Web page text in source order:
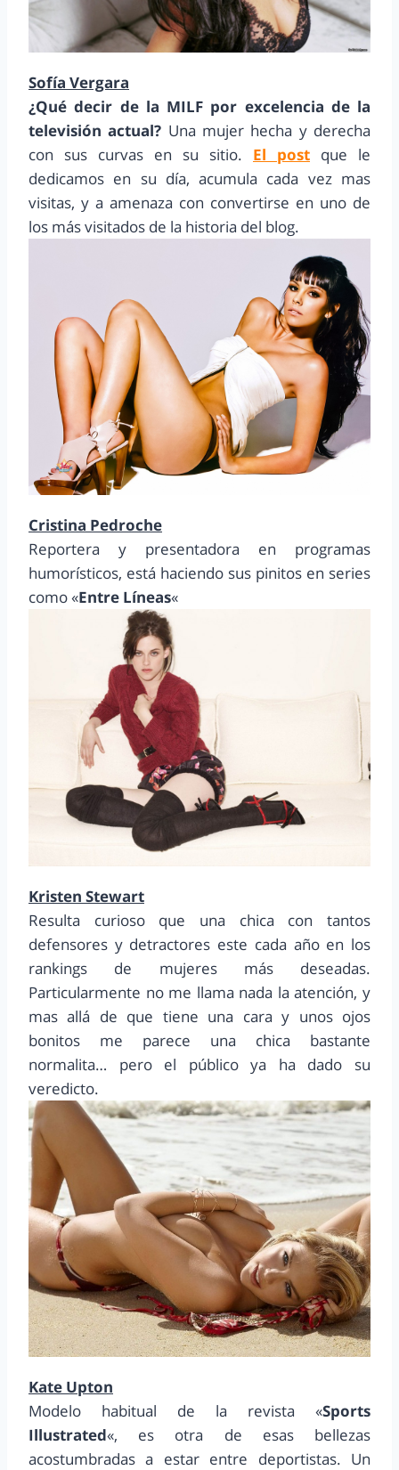
Sofía Vergara
¿Qué decir de la MILF por excelencia de la
televisión actual? Una mujer hecha y derecha
con sus curvas en su sitio. El post que le
dedicamos en su día, acumula cada vez mas
visitas, y a amenaza con convertirse en uno de
los más visitados de la historia del blog.
Cristina Pedroche
Reportera y presentadora en programas
humorísticos, está haciendo sus pinitos en series
como «Entre Líneas«
Kristen Stewart
Resulta curioso que una chica con tantos
defensores y detractores este cada año en los
rankings de mujeres más deseadas.
Particularmente no me llama nada la atención, y
mas allá de que tiene una cara y unos ojos
bonitos me parece una chica bastante
normalita… pero el público ya ha dado su
veredicto.
Kate Upton
Modelo habitual de la revista «Sports
Illustrated«, es otra de esas bellezas
acostumbradas a estar entre deportistas. Un